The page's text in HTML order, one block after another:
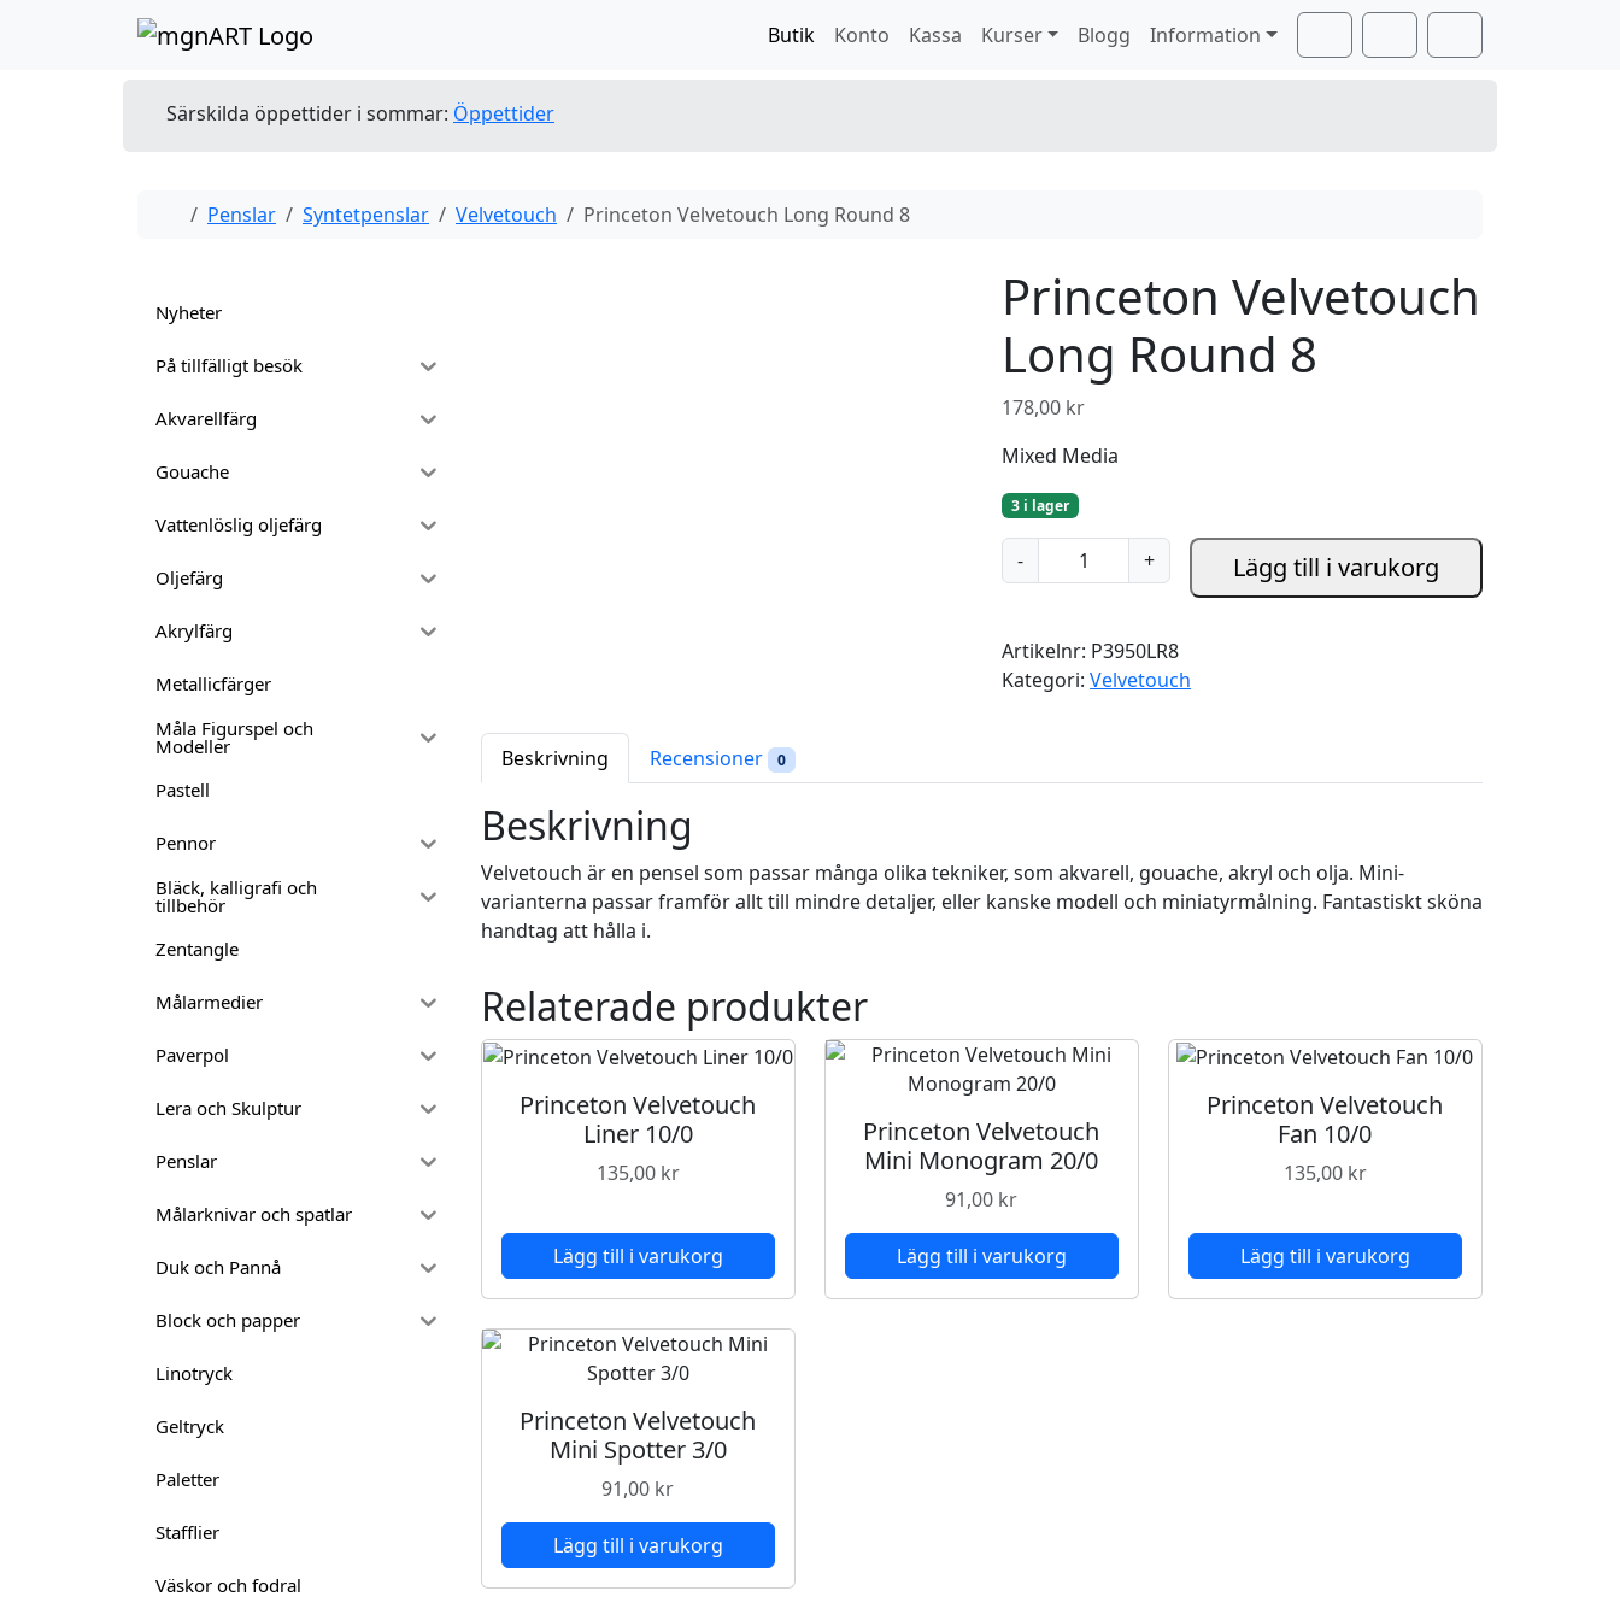
Butik
Konto Kassa Kurser Blogg
Information
SearchAccountCart
Särskilda öppettider i sommar: Öppettider
Home
Penslar Syntetpenslar Velvetouch Princeton Velvetouch Long Round 8
Nyheter
På tillfälligt besök
Akvarellfärg
Gouache
Vattenlöslig oljefärg
Oljefärg
Akrylfärg
Metallicfärger
Måla Figurspel och
Modeller
Pastell
Pennor
Bläck, kalligrafi och
tillbehör
Zentangle
Målarmedier
Paverpol
Lera och Skulptur
Penslar
Målarknivar och spatlar
Duk och Pannå
Block och papper
Linotryck
Geltryck
Paletter
Stafflier
Väskor och fodral
Princeton Velvetouch
Long Round 8
178,00 kr
Mixed Media
3 i lager
-
r
n
c
e
n
l
v
c
o
n
g
u
n
+ Lägg till i varukorg
Artikelnr: P3950LR8
Kategori:Velvetouch
Beskrivning Recensioner 0
Beskrivning
Velvetouch är en pensel som passar många olika tekniker, som akvarell, gouache, akryl och olja. Mini-
varianterna passar framför allt till mindre detaljer, eller kanske modell och miniatyrmålning. Fantastiskt sköna
handtag att hålla i.
Relaterade produkter
Princeton Velvetouch
Liner 10/0
135,00 kr
Lägg till i varukorg
Princeton Velvetouch
Mini Monogram 20/0
91,00 kr
Lägg till i varukorg
Princeton Velvetouch
Fan 10/0
135,00 kr
Lägg till i varukorg
Princeton Velvetouch
Mini Spotter 3/0
91,00 kr
Lägg till i varukorg